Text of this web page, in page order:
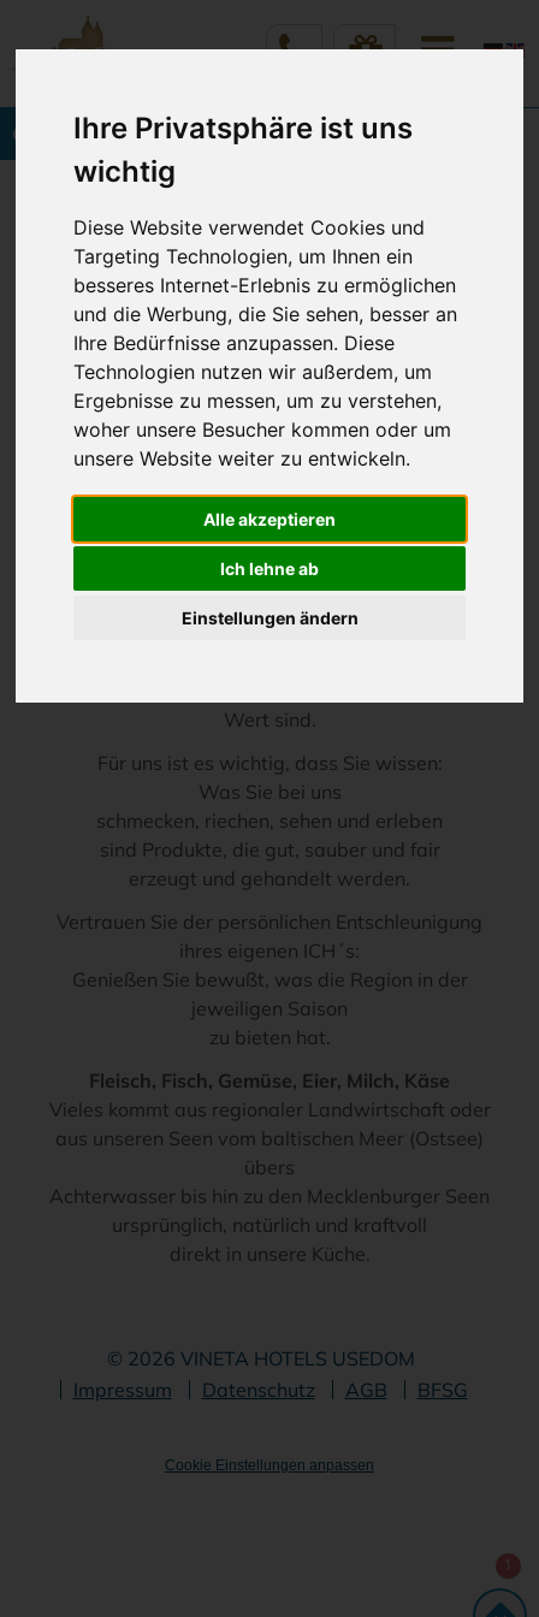
Ihre Privatsphäre ist uns
wichtig
Diese Website verwendet Cookies und
Targeting Technologien, um Ihnen ein
besseres Internet-Erlebnis zu ermöglichen
und die Werbung, die Sie sehen, besser an
Ihre Bedürfnisse anzupassen. Diese
Technologien nutzen wir außerdem, um
Ergebnisse zu messen, um zu verstehen,
woher unsere Besucher kommen oder um
unsere Website weiter zu entwickeln.
Alle akzeptieren
Ich lehne ab
Einstellungen ändern
Onlinebuchung
Vineta Hotels Usedom
Kulinarik - Essen & Trinken
Produkte aus der Region
PRODUKTE AUS DER
REGION
Dinner am Meer
Essen am Achterwassermit Panoramablick
Bei uns kommen kulinarische Werte auf den Tisch.
Schon immer gab es gute Lebensmittel aus
Wert sind.
Für uns ist es wichtig, dass Sie wissen:
Was Sie bei uns
schmecken, riechen, sehen und erleben
sind Produkte, die gut, sauber und fair
erzeugt und gehandelt werden.
Vertrauen Sie der persönlichen Entschleunigung
ihres eigenen ICH´s:
Genießen Sie bewußt, was die Region in der
jeweiligen Saison
zu bieten hat.
Fleisch, Fisch, Gemüse, Eier, Milch, Käse
Vieles kommt aus regionaler Landwirtschaft oder
aus unseren Seen vom baltischen Meer (Ostsee)
übers
Achterwasser bis hin zu den Mecklenburger Seen
ursprünglich, natürlich und kraftvoll
direkt in unsere Küche.
© 2026 VINETA HOTELS USEDOM
Navigation
Impressum Datenschutz AGB BFSG
Cookie Einstellungen anpassen
1